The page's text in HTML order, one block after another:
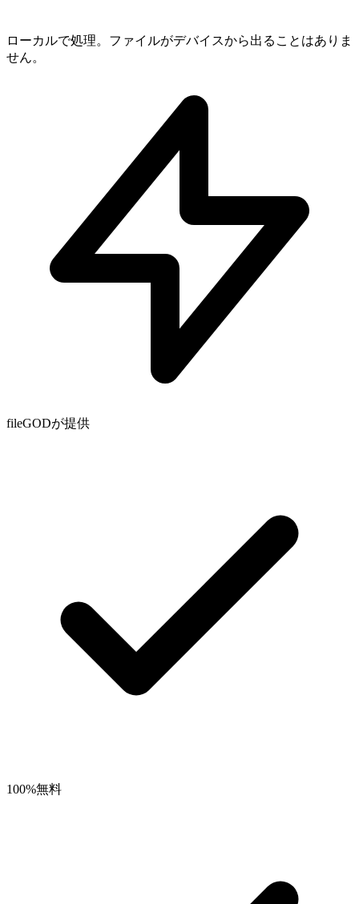
ローカルで処理。ファイルがデバイスから出ることはありま
せん。
fileGODが提供
100%無料